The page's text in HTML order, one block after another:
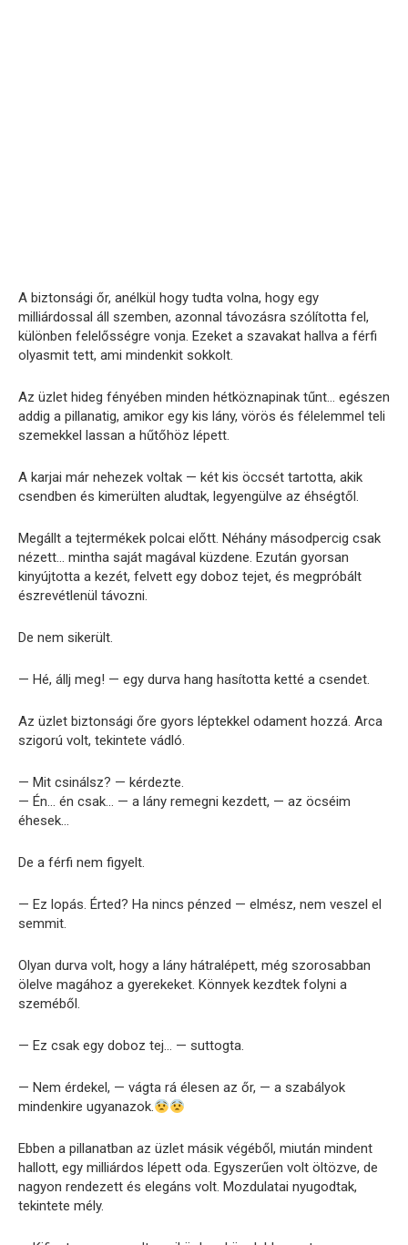
A biztonsági őr, anélkül hogy tudta volna, hogy egy
milliárdossal áll szemben, azonnal távozásra szólította fel,
különben felelősségre vonja. Ezeket a szavakat hallva a férfi
olyasmit tett, ami mindenkit sokkolt.
Az üzlet hideg fényében minden hétköznapinak tűnt… egészen
addig a pillanatig, amikor egy kis lány, vörös és félelemmel teli
szemekkel lassan a hűtőhöz lépett.
A karjai már nehezek voltak — két kis öccsét tartotta, akik
csendben és kimerülten aludtak, legyengülve az éhségtől.
Megállt a tejtermékek polcai előtt. Néhány másodpercig csak
nézett… mintha saját magával küzdene. Ezután gyorsan
kinyújtotta a kezét, felvett egy doboz tejet, és megpróbált
észrevétlenül távozni.
De nem sikerült.
— Hé, állj meg! — egy durva hang hasította ketté a csendet.
Az üzlet biztonsági őre gyors léptekkel odament hozzá. Arca
szigorú volt, tekintete vádló.
— Mit csinálsz? — kérdezte.
— Én… én csak… — a lány remegni kezdett, — az öcséim
éhesek…
De a férfi nem figyelt.
— Ez lopás. Érted? Ha nincs pénzed — elmész, nem veszel el
semmit.
Olyan durva volt, hogy a lány hátralépett, még szorosabban
ölelve magához a gyerekeket. Könnyek kezdtek folyni a
szeméből.
— Ez csak egy doboz tej… — suttogta.
— Nem érdekel, — vágta rá élesen az őr, — a szabályok
mindenkire ugyanazok.
Ebben a pillanatban az üzlet másik végéből, miután mindent
hallott, egy milliárdos lépett oda. Egyszerűen volt öltözve, de
nagyon rendezett és elegáns volt. Mozdulatai nyugodtak,
tekintete mély.